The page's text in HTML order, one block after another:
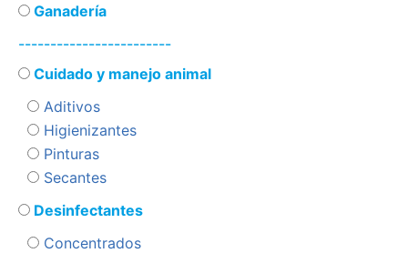
Ganadería
------------------------
Cuidado y manejo animal
Aditivos
Higienizantes
Pinturas
Secantes
Desinfectantes
Concentrados